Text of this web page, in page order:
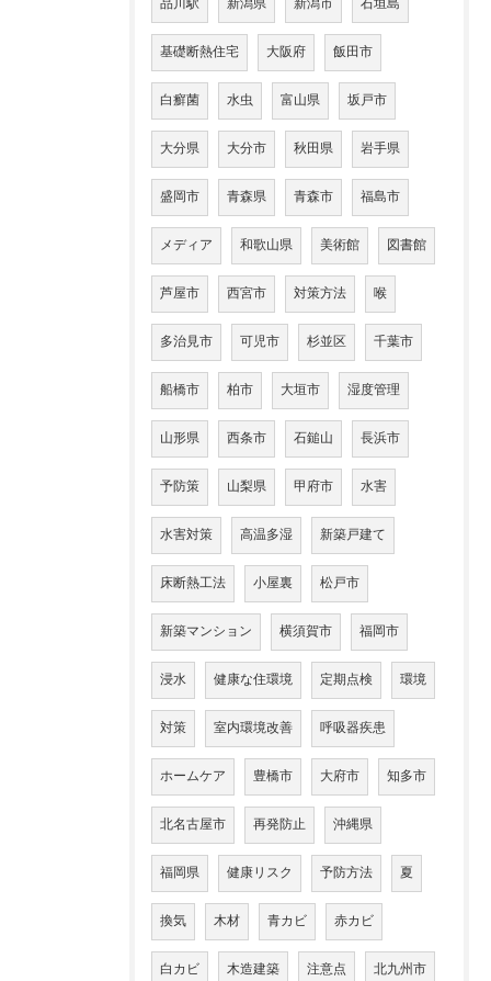
品川駅 新潟県 新潟市 石垣島
基礎断熱住宅 大阪府 飯田市
白癬菌 水虫 富山県 坂戸市
大分県 大分市 秋田県 岩手県
盛岡市 青森県 青森市 福島市
メディア 和歌山県 美術館 図書館
芦屋市 西宮市 対策方法 喉
多治見市 可児市 杉並区 千葉市
船橋市 柏市 大垣市 湿度管理
山形県 西条市 石鎚山 長浜市
予防策 山梨県 甲府市 水害
水害対策 高温多湿 新築戸建て
床断熱工法 小屋裏 松戸市
新築マンション 横須賀市 福岡市
浸水 健康な住環境 定期点検 環境
対策 室内環境改善 呼吸器疾患
ホームケア 豊橋市 大府市 知多市
北名古屋市 再発防止 沖縄県
福岡県 健康リスク 予防方法 夏
換気 木材 青カビ 赤カビ
白カビ 木造建築 注意点 北九州市